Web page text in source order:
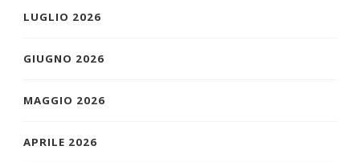
LUGLIO 2026
GIUGNO 2026
MAGGIO 2026
APRILE 2026